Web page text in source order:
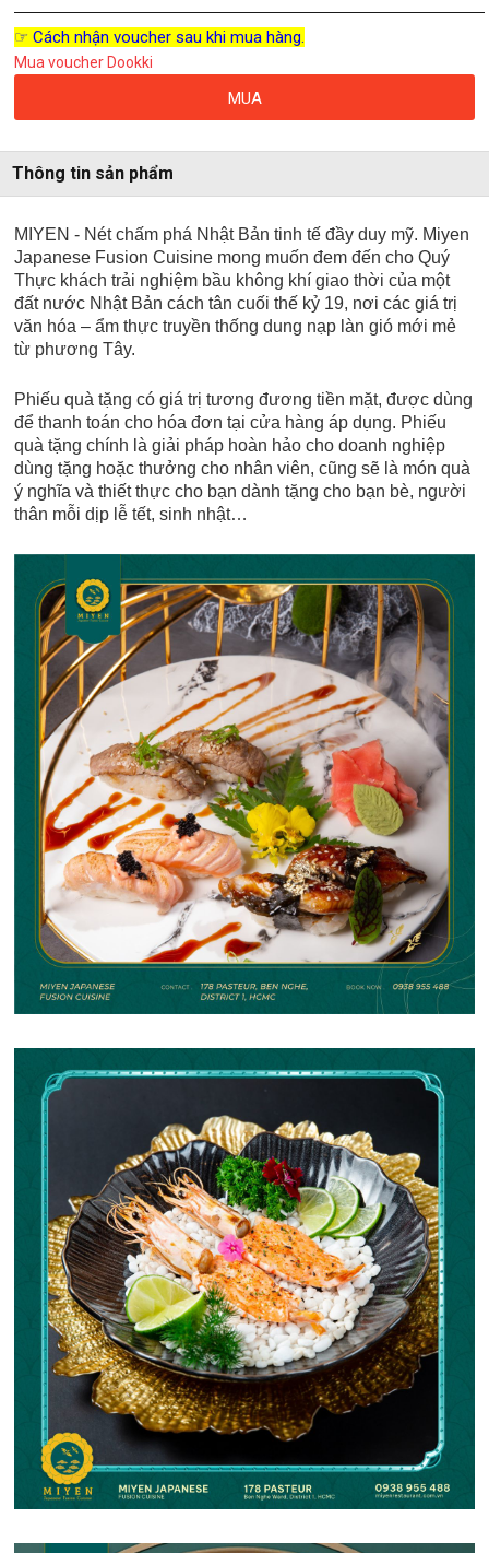
☞ Cách nhận voucher sau khi mua hàng.
Mua voucher Dookki
MUA
Thông tin sản phẩm
MIYEN - Nét chấm phá Nhật Bản tinh tế đầy duy mỹ. Miyen
Japanese Fusion Cuisine mong muốn đem đến cho Quý
Thực khách trải nghiệm bầu không khí giao thời của một
đất nước Nhật Bản cách tân cuối thế kỷ 19, nơi các giá trị
văn hóa – ẩm thực truyền thống dung nạp làn gió mới mẻ
từ phương Tây.
Phiếu quà tặng có giá trị tương đương tiền mặt, được dùng
để thanh toán cho hóa đơn tại cửa hàng áp dụng. Phiếu
quà tặng chính là giải pháp hoàn hảo cho doanh nghiệp
dùng tặng hoặc thưởng cho nhân viên, cũng sẽ là món quà
ý nghĩa và thiết thực cho bạn dành tặng cho bạn bè, người
thân mỗi dịp lễ tết, sinh nhật…